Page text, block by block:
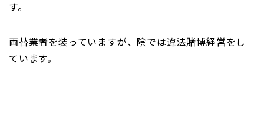
す。
両替業者を装っていますが、陰では違法賭博経営をし
ています。